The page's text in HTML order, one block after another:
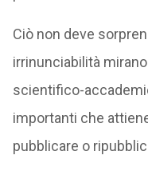
Ciò non deve
irrinunciabilità
scientifico-
importanti che
pubblicare o